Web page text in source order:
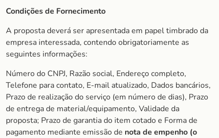
Condições de Fornecimento
A proposta deverá ser apresentada em papel timbrado da
empresa interessada, contendo obrigatoriamente as
seguintes informações:
Número do CNPJ, Razão social, Endereço completo,
Telefone para contato, E-mail atualizado, Dados bancários,
Prazo de realização do serviço (em número de dias), Prazo
de entrega de material/equipamento, Validade da
proposta; Prazo de garantia do item cotado e Forma de
pagamento mediante emissão de nota de empenho (o